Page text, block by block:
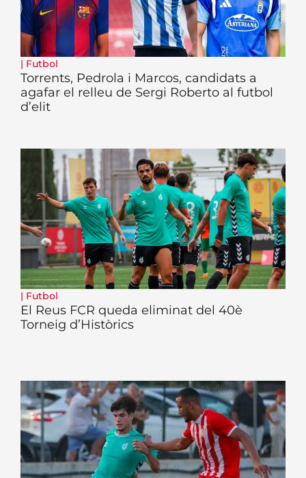
| Futbol
Torrents, Pedrola i Marcos, candidats a
agafar el relleu de Sergi Roberto al futbol
d’elit
| Futbol
El Reus FCR queda eliminat del 40è
Torneig d’Històrics